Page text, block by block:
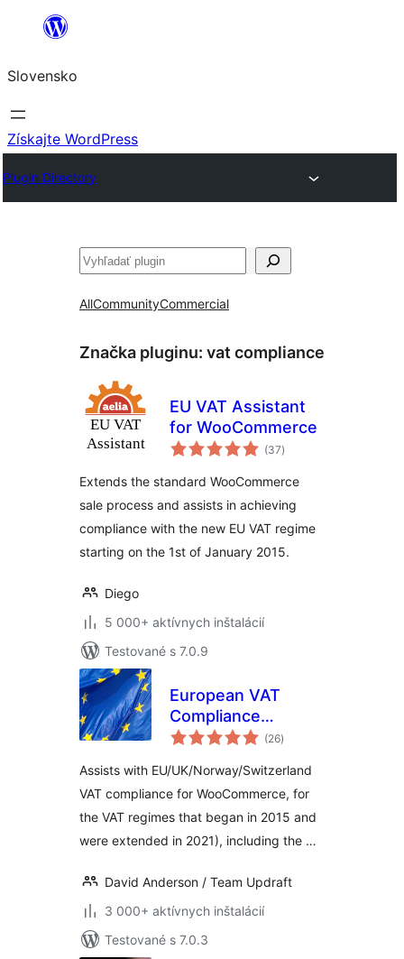
Prejsť
obsah
Slovensko
Získajte WordPress
Plugin Directory
Hľadať
AllCommunityCommercial
Značka pluginu: vat compliance
EU VAT Assistant
for WooCommerce
(37celkové
hodnotenie
)
Extends the standard WooCommerce
sale process and assists in achieving
compliance with the new EU VAT regime
starting on the 1st of January 2015.
Diego
5 000+ aktívnych inštalácií
Testované s 7.0.9
European VAT
Compliance
Assistant for(26celkové
hodnotenie
)
Assists with EU/UK/Norway/Switzerland
VAT compliance for WooCommerce, for
the VAT regimes that began in 2015 and
were extended in 2021), including the …
David Anderson / Team Updraft
3 000+ aktívnych inštalácií
Testované s 7.0.3